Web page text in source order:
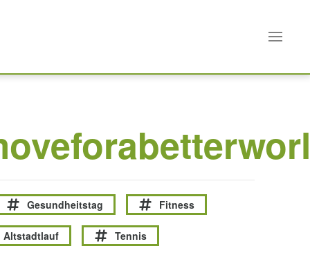
Gesundheitstag
Fitness
Altstadtlauf Tennis